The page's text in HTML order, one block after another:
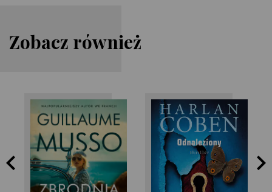
Zobacz również
Guillaume Musso Harlan Coben